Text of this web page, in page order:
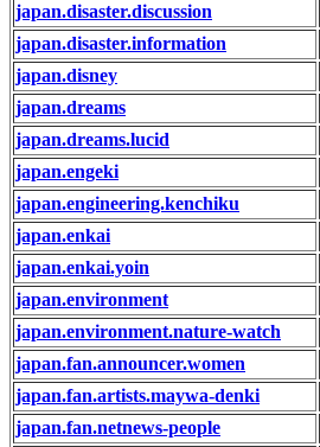
japan.disaster.discussion
japan.disaster.information
japan.disney
japan.dreams
japan.dreams.lucid
japan.engeki
japan.engineering.kenchiku
japan.enkai
japan.enkai.yoin
japan.environment
japan.environment.nature-watch
japan.fan.announcer.women
japan.fan.artists.maywa-denki
japan.fan.netnews-people